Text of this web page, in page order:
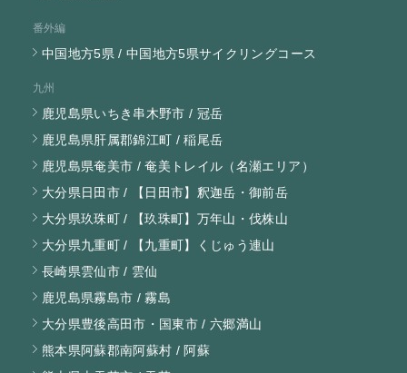
番外編
中国地方5県 / 中国地方5県サイクリングコース
九州
鹿児島県いちき串木野市 / 冠岳
鹿児島県肝属郡錦江町 / 稲尾岳
鹿児島県奄美市 / 奄美トレイル（名瀬エリア）
大分県日田市 / 【日田市】釈迦岳・御前岳
大分県玖珠町 / 【玖珠町】万年山・伐株山
大分県九重町 / 【九重町】くじゅう連山
長崎県雲仙市 / 雲仙
鹿児島県霧島市 / 霧島
大分県豊後高田市・国東市 / 六郷満山
熊本県阿蘇郡南阿蘇村 / 阿蘇